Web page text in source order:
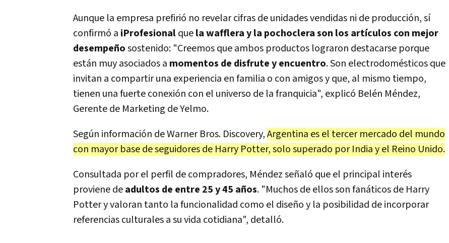
Aunque la empresa prefirió no revelar cifras de unidades vendidas ni de producción, sí
confirmó a iProfesionalquela wafflera y la pochoclera son los artículos con mejor
desempeñosostenido: "Creemos que ambos productos lograron destacarse porque
están muy asociados a momentos de disfrute y encuentro. Son electrodomésticos que
invitan a compartir una experiencia en familia o con amigos y que, al mismo tiempo,
tienen una fuerte conexión con el universo de la franquicia", explicó Belén Méndez,
Gerente de Marketing de Yelmo.
Según información de Warner Bros. Discovery,Argentina es el tercer mercado del mundo
con mayor base de seguidores de Harry Potter, solo superado por India y el Reino Unido.
Consultada por el perfil de compradores, Méndez señaló que el principal interés
proviene deadultos de entre 25 y 45 años. "Muchos de ellos son fanáticos de Harry
Potter y valoran tanto la funcionalidad como el diseño y la posibilidad de incorporar
referencias culturales a su vida cotidiana", detalló.